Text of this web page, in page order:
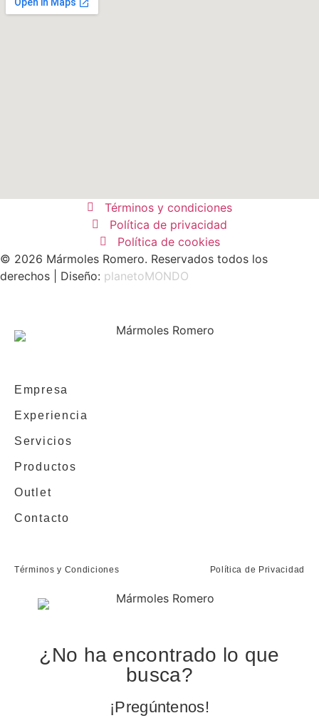
Términos y condiciones
Política de privacidad
Política de cookies
© 2026 Mármoles Romero. Reservados todos los
derechos | Diseño: planetoMONDO
Empresa
Experiencia
Servicios
Productos
Outlet
Contacto
Términos y Condiciones Política de Privacidad
¿No ha encontrado lo que
busca?
¡Pregúntenos!